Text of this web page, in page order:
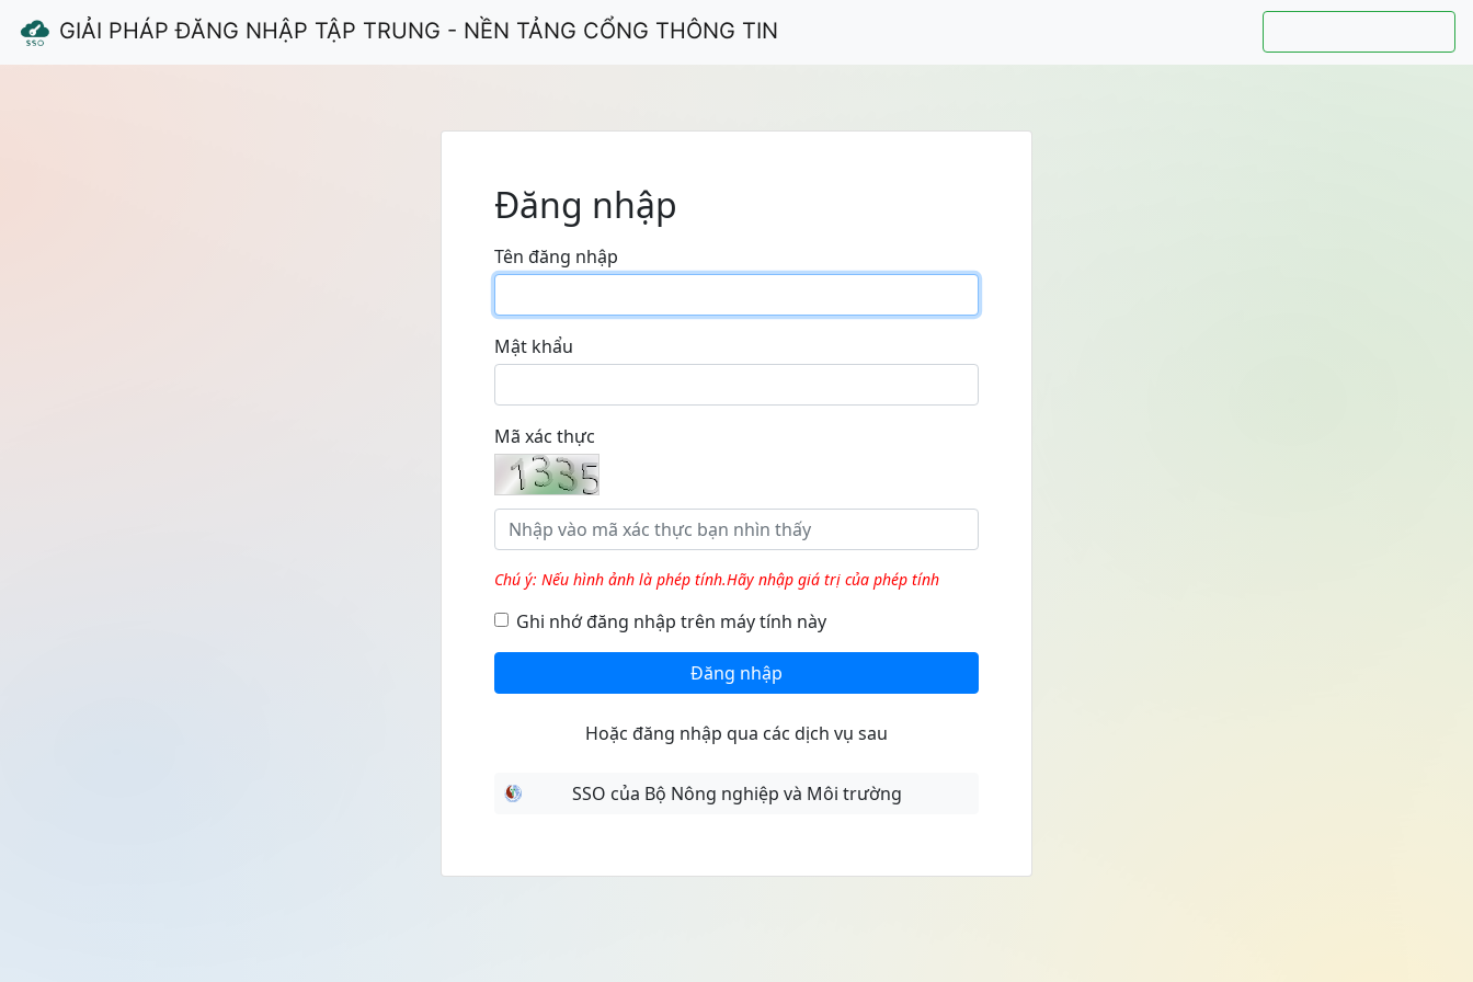
GIẢI PHÁP ĐĂNG NHẬP TẬP TRUNG - NỀN TẢNG CỔNG THÔNG TIN
Đăng nhập
Tên đăng nhập
Mật khẩu
Mã xác thực
Chú ý: Nếu hình ảnh là phép tính.Hãy nhập giá trị của phép tính
Ghi nhớ đăng nhập trên máy tính này
Đăng nhập
Hoặc đăng nhập qua các dịch vụ sau
SSO của Bộ Nông nghiệp và Môi trường